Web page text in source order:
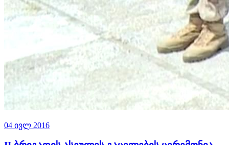
04 ივლ 2016